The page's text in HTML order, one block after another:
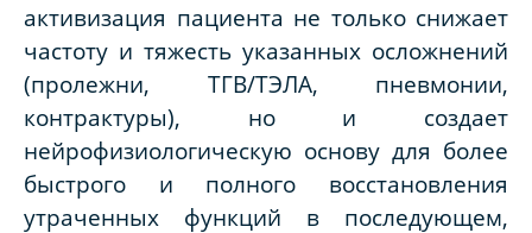
активизация пациента не только снижает
частоту и тяжесть указанных осложнений
(пролежни, ТГВ/ТЭЛА, пневмонии,
контрактуры), но и создает
нейрофизиологическую основу для более
быстрого и полного восстановления
утраченных функций в последующем,